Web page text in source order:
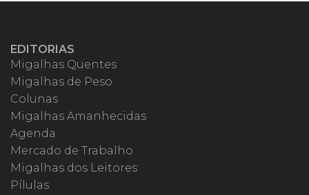
EDITORIAS
Migalhas Quentes
Migalhas de Peso
Colunas
Migalhas Amanhecidas
Agenda
Mercado de Trabalho
Migalhas dos Leitores
Pílulas